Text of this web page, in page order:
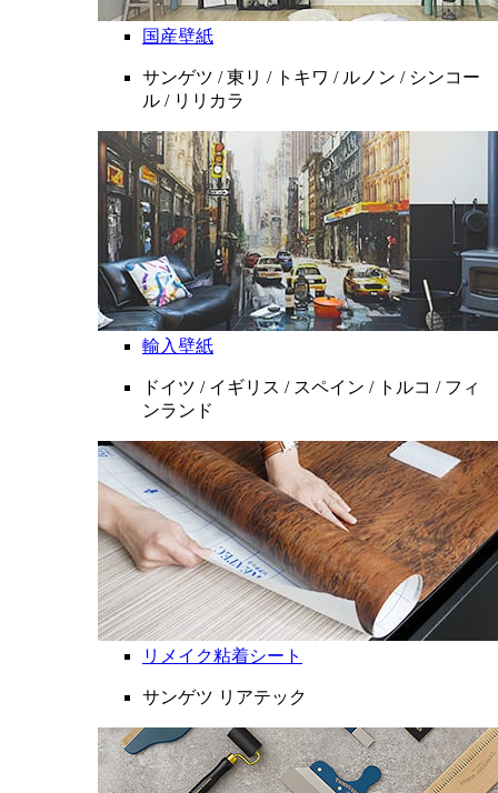
国産壁紙
サンゲツ / 東リ / トキワ / ルノン / シンコー
ル / リリカラ
輸入壁紙
ドイツ / イギリス / スペイン / トルコ / フィ
ンランド
リメイク粘着シート
サンゲツ リアテック